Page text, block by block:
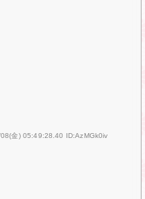
金) 05:49:28.40 ID:AzMGk0iv